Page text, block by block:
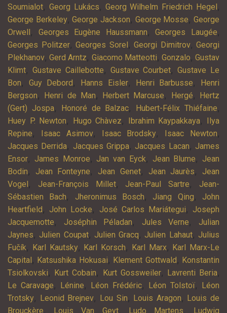
Soumialot, Georg Lukács, Georg Wilhelm Friedrich Hegel ,
George Berkeley,George Jackson, George Mosse,George
Orwell , Georges Eugène Haussmann,Georges Laugée,
Georges Politzer, Georges Sorel , Georgi Dimitrov, Georgi
Plekhanov,Gerd Arntz, Giacomo Matteotti, Gonzalo,Gustav
Klimt, Gustave Caillebotte, Gustave Courbet,Gustave Le
Bon, Guy Debord , Hanns Eisler, Henri Barbusse,
Henri
Bergson, Henri de Man, Herbert Marcuse, Hergé,
Hertz
(Gert) Jospa, Honoré de Balzac, Hubert-Félix Thiéfaine,
Huey P. Newton, Hugo Chàvez, Ibrahim Kaypakkaya,
Ilya
Repine, Isaac Asimov, Isaac Brodsky, Isaac Newton,
Jacques Derrida, Jacques Grippa, Jacques Lacan, James
Ensor, James Monroe, Jan van Eyck, Jean Blume, Jean
Bodin, Jean Fonteyne, Jean Genet, Jean Jaurès, Jean
Vogel , Jean-François Millet, Jean-Paul Sartre, Jean-
Sébastien Bach, Jheronimus Bosch, Jiang Qing, John
Heartfield , John Locke, José Carlos Mariátegui, Joseph
Jacquemotte, Joséphin Péladan, Jules Verne, Julian
Jaynes, Julien Coupat, Julien Gracq, Julien Lahaut, Julius
Fučík, Karl Kautsky, Karl Korsch, Karl Marx, Karl Marx-Le
Capital , Katsushika Hokusai, Klement Gottwald , Konstantin
Tsiolkovski, Kurt Cobain, Kurt Gossweiler, Lavrenti Beria,
Le Caravage, Lénine, Léon Frédéric, Léon Tolstoï,
Léon
Trotsky, Leonid Brejnev, Lou Sin, Louis Aragon, Louis de
Brouckère, Louis Van Geyt, Ludo Martens,
Ludwig